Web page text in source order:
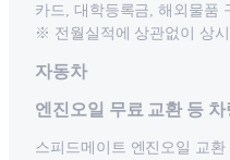
카드, 대학등록금, 해외물품
※ 전월실적에 상관없이 상
자동차
엔진오일 무료 교환 등
스피드메이트 엔진오일 교